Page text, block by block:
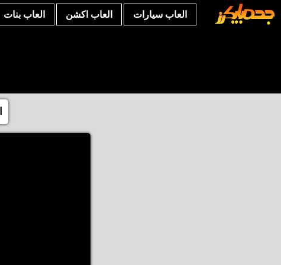
العاب سيارات العاب اكشن العاب بنات